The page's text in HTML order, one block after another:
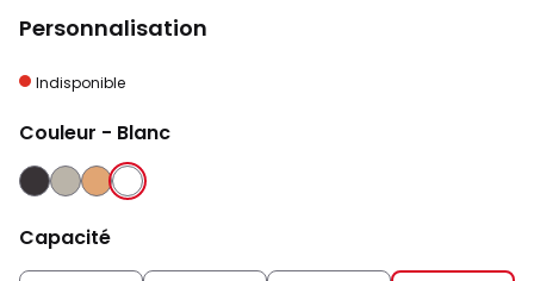
Personnalisation
Indisponible
Couleur - Blanc
NOIR NATUREL SABLE BLANC
Capacité